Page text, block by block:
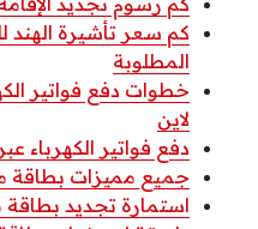
المطلوبة
خطوات دفع فواتير
لاين
دفع فواتير
جميع مميزات بطاقة
استمارة تجديد